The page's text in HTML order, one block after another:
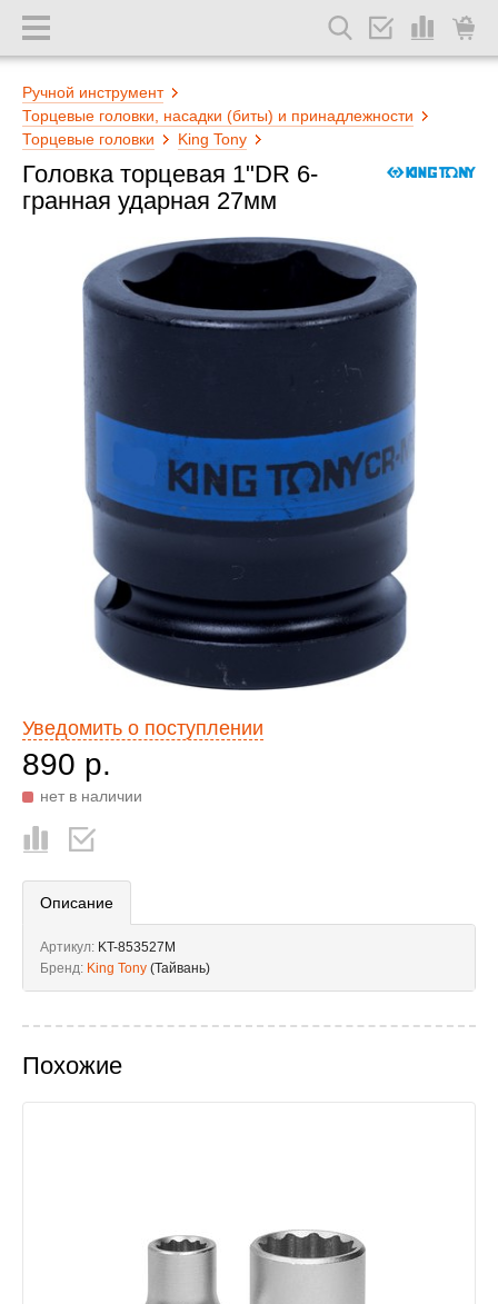
Ручной инструмент
Торцевые головки, насадки (биты) и принадлежности
Торцевые головки
King Tony
Головка торцевая 1"DR 6-
гранная ударная 27мм
Уведомить о поступлении
890 р.
нет в наличии
Описание
Артикул: KT-853527M
Бренд: King Tony (Тайвань)
Похожие